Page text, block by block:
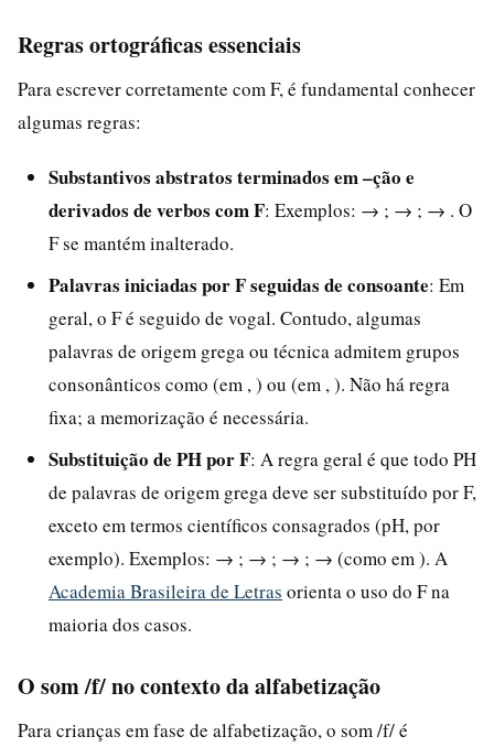
Regras ortográficas essenciais
Para escrever corretamente com F, é fundamental conhecer
algumas regras:
Substantivos abstratos terminados em –ção e
derivados de verbos com F: Exemplos: → ; → ; → . O
F se mantém inalterado.
Palavras iniciadas por F seguidas de consoante: Em
geral, o F é seguido de vogal. Contudo, algumas
palavras de origem grega ou técnica admitem grupos
consonânticos como (em , ) ou (em , ). Não há regra
fixa; a memorização é necessária.
Substituição de PH por F: A regra geral é que todo PH
de palavras de origem grega deve ser substituído por F,
exceto em termos científicos consagrados (pH, por
exemplo). Exemplos: → ; → ; → ; → (como em ). A
Academia Brasileira de Letras orienta o uso do F na
maioria dos casos.
O som /f/ no contexto da alfabetização
Para crianças em fase de alfabetização, o som /f/ é